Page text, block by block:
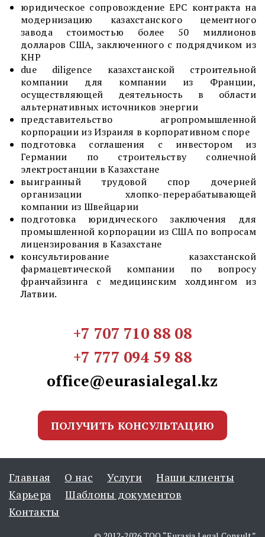
юридическое сопровождение ЕРС контракта на
модернизацию казахстанского цементного
завода стоимостью более 50 миллионов
долларов США, заключенного с подрядчиком из
КНР
due diligence казахстанской строительной
компании для компании из Франции,
осуществляющей деятельность в области
альтернативных источников энергии
представительство агропромышленной
корпорации из Израиля в корпоративном споре
подготовка соглашения с инвестором из
Германии по строительству солнечной
электростанции в Казахстане
выигранный трудовой спор дочерней
организации хлопко-перерабатывающей
компании из Швейцарии
подготовка юридического заключения для
промышленной корпорации из США по вопросам
лицензирования в Казахстане
консультирование казахстанской
фармацевтической компании по вопросу
франчайзинга с медицинским холдингом из
Латвии.
+7 707 710 88 08
+7 777 094 59 88
office@eurasialegal.kz
ПОЛУЧИТЬ КОНСУЛЬТАЦИЮ
Главная О нас Услуги
Наши клиенты
Карьера
Шаблоны документов
Контакты